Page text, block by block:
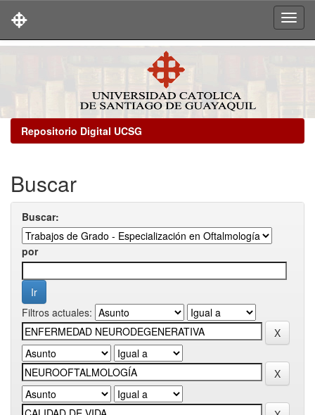
Repositorio Digital UCSG
Buscar
Buscar:
por
Filtros actuales: